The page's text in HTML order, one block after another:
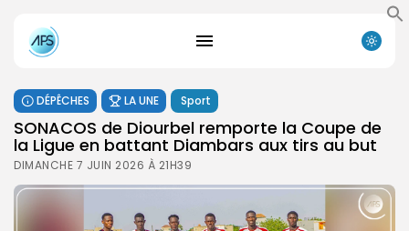
DÉPÊCHES LA UNE Sport
SONACOS de Diourbel remporte la Coupe de
la Ligue en battant Diambars aux tirs au but
DIMANCHE 7 JUIN 2026 À 21H39